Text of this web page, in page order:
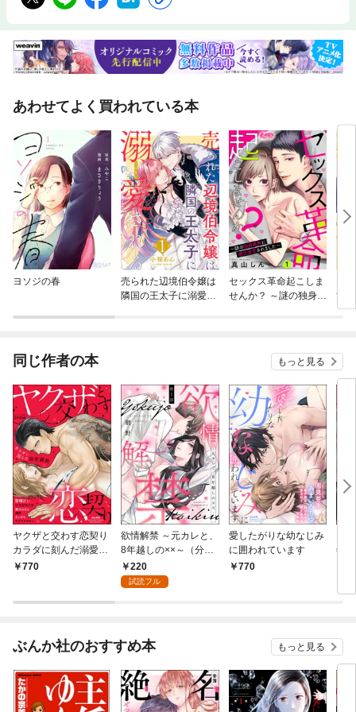
あわせてよく買われている本
ヨソジの春
売られた辺境伯令嬢は
隣国の王太子に溺愛さ
セックス革命起こしま
せんか？ ～謎の独身貴
す
同じ作者の本 もっと見る
ヤクザと交わす恋契り
カラダに刻んだ溺愛調
教770
欲情解禁 ～元カレと、
8年越しの××～（分冊
版） 【第1話】
220
試読フル
愛したがりな幼なじみ
に囲われています
770
年
（
ぶんか社のおすすめ本 もっと見る